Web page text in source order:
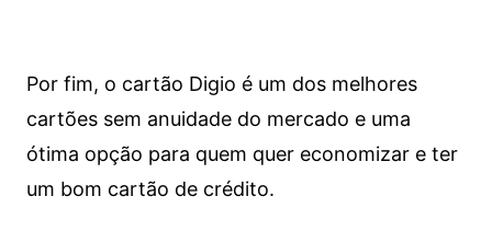
Por fim, o cartão Digio é um dos melhores
cartões sem anuidade do mercado e uma
ótima opção para quem quer economizar e ter
um bom cartão de crédito.